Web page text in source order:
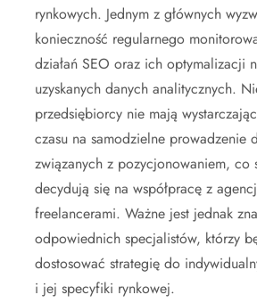
rynkowych. Jednym z głównych
konieczność regularnego
działań SEO oraz ich optymalizacji
uzyskanych danych analitycznych.
przedsiębiorcy nie mają
czasu na samodzielne prowadzenie
związanych z pozycjonowaniem, co
decydują się na współpracę z
freelancerami. Ważne jest jednak
odpowiednich specjalistów, którzy
dostosować strategię do
i jej specyfiki rynkowej.